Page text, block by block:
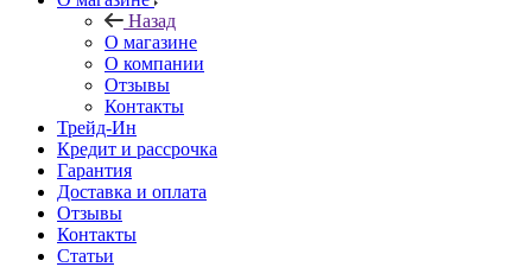
Назад
О магазине
О компании
Отзывы
Контакты
Трейд-Ин
Кредит и рассрочка
Гарантия
Доставка и оплата
Отзывы
Контакты
Статьи